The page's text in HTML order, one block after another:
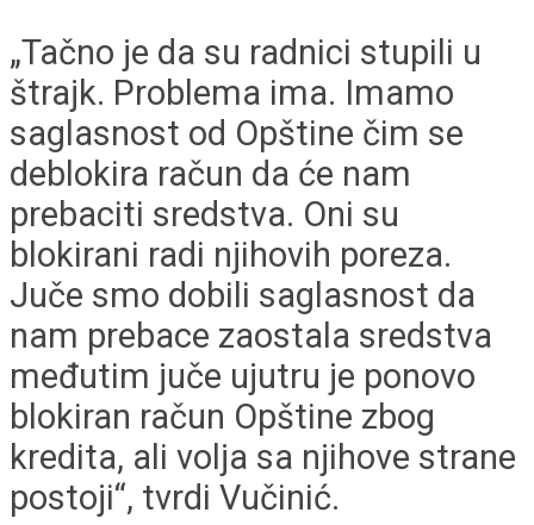
„Tačno je da su radnici stupili u
štrajk. Problema ima. Imamo
saglasnost od Opštine čim se
deblokira račun da će nam
prebaciti sredstva. Oni su
blokirani radi njihovih poreza.
Juče smo dobili saglasnost da
nam prebace zaostala sredstva
međutim juče ujutru je ponovo
blokiran račun Opštine zbog
kredita, ali volja sa njihove strane
postoji“, tvrdi Vučinić.